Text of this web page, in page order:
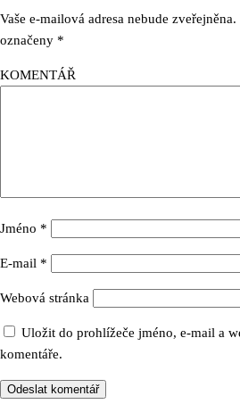
Vaše e-mailová adresa nebude zveřejněna.
označeny *
KOMENTÁŘ
Jméno *
E-mail *
Webová stránka
Uložit do prohlížeče jméno, e-mail a
komentáře.